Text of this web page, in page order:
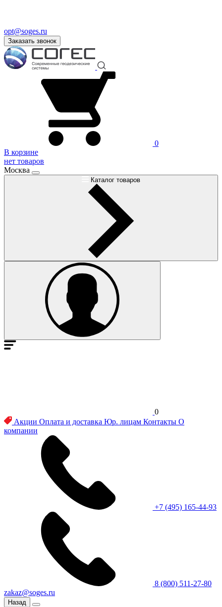
opt@soges.ru
Заказать звонок
0
В корзине
нет товаров
Москва
Каталог товаров
0
Акции Оплата и доставка Юр. лицам Контакты О
компании
+7 (495) 165-44-93
8 (800) 511-27-80
zakaz@soges.ru
Назад